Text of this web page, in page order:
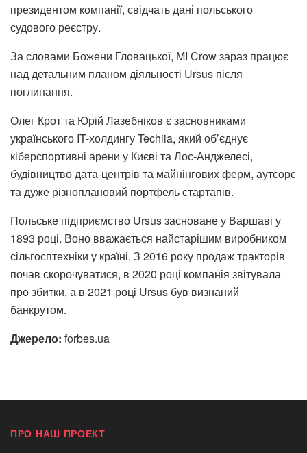
президентом компанії, свідчать дані польського
судового реєстру.
За словами Божени Гловацької, MI Crow зараз працює
над детальним планом діяльності Ursus після
поглинання.
Олег Крот та Юрій Лазебніков є засновниками
українського IT-холдингу Techiia, який об’єднує
кіберспортивні арени у Києві та Лос-Анджелесі,
будівництво дата-центрів та майнінгових ферм, аутсорс
та дуже різноплановий портфель стартапів.
Польське підприємство Ursus засноване у Варшаві у
1893 році. Воно вважається найстарішим виробником
сільгосптехніки у країні. З 2016 року продаж тракторів
почав скорочуватися, в 2020 році компанія звітувала
про збитки, а в 2021 році Ursus був визнаний
банкрутом.
Джерело: forbes.ua
ПРО НАШ ПРОЕКТ